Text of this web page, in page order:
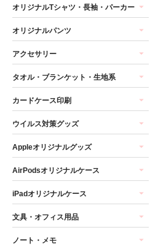
オリジナルTシャツ・長袖・パーカー
オリジナルパンツ
アクセサリー
タオル・ブランケット・生地系
カードケース印刷
ウイルス対策グッズ
Appleオリジナルグッズ
AirPodsオリジナルケース
iPadオリジナルケース
文具・オフィス用品
ノート・メモ